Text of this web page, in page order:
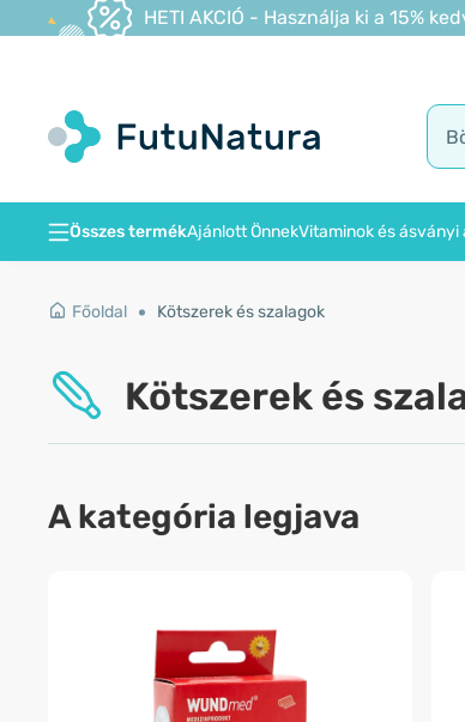
HETI AKCIÓ - Használja ki a 15%
Összes termékAjánlott ÖnnekVitaminok és ásványi
Főoldal Kötszerek és szalagok
Kötszerek és
A kategória legjava